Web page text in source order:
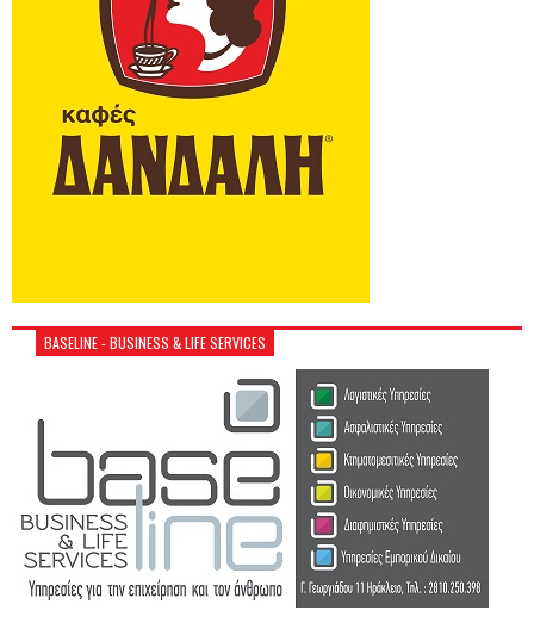
BASELINE - BUSINESS & LIFE SERVICES